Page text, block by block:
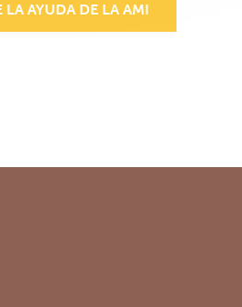
LA AYUDA DE LA AMI